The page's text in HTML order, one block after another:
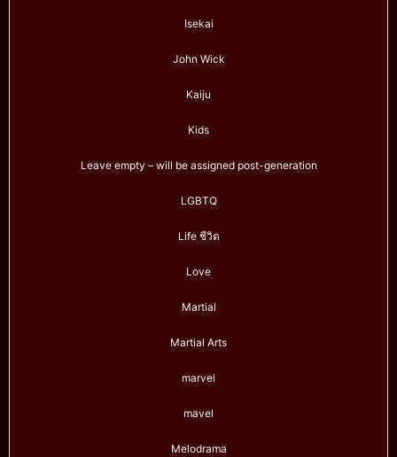
Isekai
John Wick
Kaiju
Kids
Leave empty – will be assigned post-generation
LGBTQ
Life ชีวิต
Love
Martial
Martial Arts
marvel
mavel
Melodrama